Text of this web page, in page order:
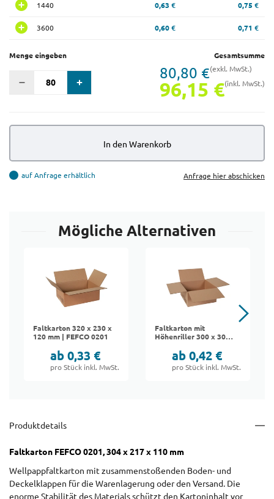
1440 0,63 € 0,75 €
3600 0,60 € 0,71 €
Menge eingeben Gesamtsumme
80,80 €(exkl. MwSt.)
96,15 €(inkl. MwSt.)
In den Warenkorb
auf Anfrage erhältlich Anfrage hier abschicken
Mögliche Alternativen
Faltkarton 320 x 230 x
120 mm | FEFCO 0201
ab 0,33 €
pro Stück inkl. MwSt.
Faltkarton mit
Höhenriller 300 x 300
ab 0,42 €
pro Stück inkl. MwSt.
Produktdetails
Faltkarton FEFCO 0201, 304 x 217 x 110 mm
Wellpappfaltkarton mit zusammenstoßenden Boden- und
Deckelklappen für die Warenlagerung oder den Versand. Die
enorme Stabilität des Materials schützt den Kartoninhalt vor